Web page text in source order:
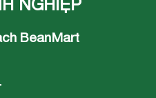
thị thực
NGHIỆP
BeanMart